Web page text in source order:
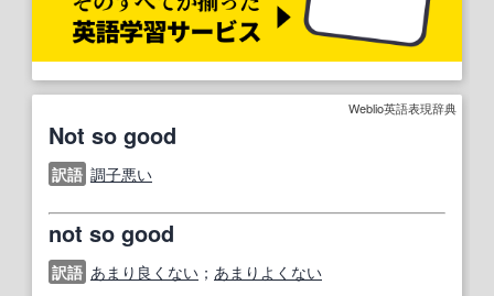
Weblio英語表現辞典
Not so good
訳語 調子悪い
not so good
訳語 あまり良くない ； あまりよくない